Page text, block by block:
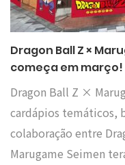
Dragon Ball Z ×
começa em março!
Dragon Ball Z ×
cardápios temáticos,
colaboração entre
Marugame Seimen